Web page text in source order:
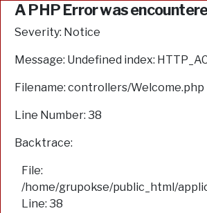
A PHP Error was
Severity: Notice
Message: Undefined index:
Filename: controllers/Welcome.php
Line Number: 38
Backtrace:
File:
/home/grupokse/public_html/
Line: 38